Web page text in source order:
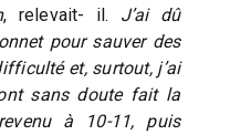
, relevait- il. J’ai dû
pour sauver des
et, surtout, j’ai
sans doute fait la
à 10-11, puis